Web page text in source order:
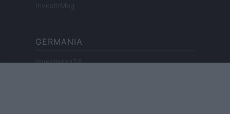
InvestirMag
GERMANIA
Investieren24